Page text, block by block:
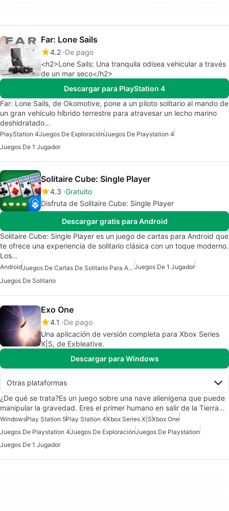
Far: Lone Sails
4.2 De pago
<h2>Lone Sails: Una tranquila odisea vehicular a través
de un mar seco</h2>
Descargar para PlayStation 4
Far: Lone Sails, de Okomotive, pone a un piloto solitario al mando de
un gran vehículo híbrido terrestre para atravesar un lecho marino
deshidratado…
PlayStation 4Juegos De ExploraciónJuegos De Playstation 4
Juegos De 1 Jugador
Solitaire Cube: Single Player
4.3 Gratuito
Disfruta de Solitaire Cube: Single Player
Descargar gratis para Android
Solitaire Cube: Single Player es un juego de cartas para Android que
te ofrece una experiencia de solitario clásica con un toque moderno.
Los…
Android Juegos De Cartas De Solitario Para Android Juegos De 1 Jugador
Juegos De Solitario
Exo One
4.1
De pago
Una aplicación de versión completa para Xbox Series
X|S, de Exbleative.
Descargar para Windows
Otras plataformas
¿De qué se trata?Es un juego sobre una nave alienígena que puede
manipular la gravedad. Eres el primer humano en salir de la Tierra…
WindowsPlay Station 5Play Station 4Xbox Series X|SXbox One
Juegos De Playstation 4Juegos De ExploraciónJuegos De Playstation
Juegos De 1 Jugador